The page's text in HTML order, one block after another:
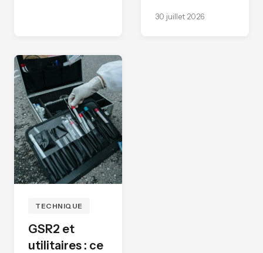
30 juillet 2026
TECHNIQUE
GSR2 et
utilitaires : ce